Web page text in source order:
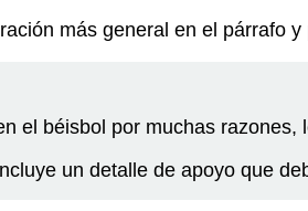
más general en el párrafo
el béisbol por muchas
un detalle de apoyo que